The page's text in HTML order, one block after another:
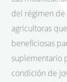
del régimen de
agricultoras
beneficiosas
suplementario
condición de